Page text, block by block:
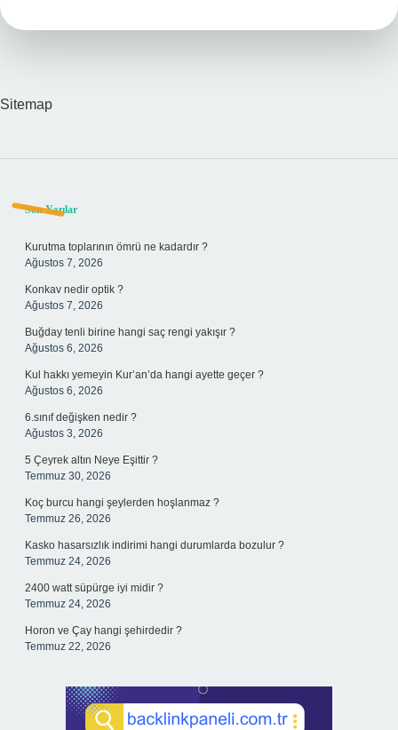
Sitemap
Sidebar
Son Yazılar
Kurutma toplarının ömrü ne kadardır ?
Ağustos 7, 2026
Konkav nedir optik ?
Ağustos 7, 2026
Buğday tenli birine hangi saç rengi yakışır ?
Ağustos 6, 2026
Kul hakkı yemeyin Kur’an’da hangi ayette geçer ?
Ağustos 6, 2026
6.sınıf değişken nedir ?
Ağustos 3, 2026
5 Çeyrek altın Neye Eşittir ?
Temmuz 30, 2026
Koç burcu hangi şeylerden hoşlanmaz ?
Temmuz 26, 2026
Kasko hasarsızlık indirimi hangi durumlarda bozulur ?
Temmuz 24, 2026
2400 watt süpürge iyi midir ?
Temmuz 24, 2026
Horon ve Çay hangi şehirdedir ?
Temmuz 22, 2026